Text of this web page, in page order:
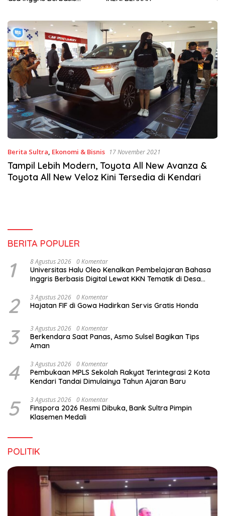
Berita Sultra, Ekonomi & Bisnis 17 November 2021
Tampil Lebih Modern, Toyota All New Avanza &
Toyota All New Veloz Kini Tersedia di Kendari
BERITA POPULER
1 8 Agustus 2026 0 Komentar
Universitas Halu Oleo Kenalkan Pembelajaran Bahasa
Inggris Berbasis Digital Lewat KKN Tematik di Desa
2 3 Agustus 2026 0 Komentar
Hajatan FIF di Gowa Hadirkan Servis Gratis Honda
3 3 Agustus 2026 0 Komentar
Berkendara Saat Panas, Asmo Sulsel Bagikan Tips
Aman
4 3 Agustus 2026 0 Komentar
Pembukaan MPLS Sekolah Rakyat Terintegrasi 2 Kota
Kendari Tandai Dimulainya Tahun Ajaran Baru
5 3 Agustus 2026 0 Komentar
Finspora 2026 Resmi Dibuka, Bank Sultra Pimpin
Klasemen Medali
POLITIK